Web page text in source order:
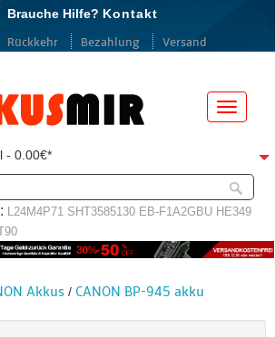
Brauche Hilfe? Kontakt
Rückkehr Bezahlung Versand
Menü
- 0.00€*
: L24M4P71 SHT3585130 EB-F1A2GBU HE349
Akkus / CANON BP-945 akku